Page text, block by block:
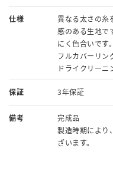
仕様
異なる太さの糸
感のある生地で
にく色合いです。
フルカバーリン
ドライクリーニ
保証 3年保証
備考
完成品
製造時期により
ざいます。